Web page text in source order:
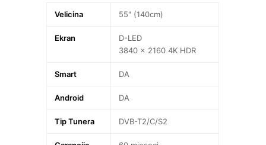
Velicina 55" (140cm)
Ekran
D-LED
3840 x 2160 4K HDR
Smart DA
Android DA
Tip Tunera DVB-T2/C/S2